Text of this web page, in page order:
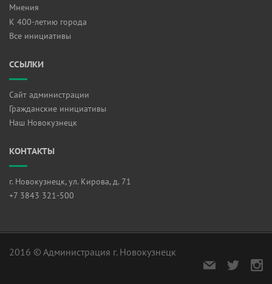
Мнения
К 400-летию города
Все инициативы
ССЫЛКИ
Сайт администрации
Гражданские инициативы
Наш Новокузнецк
КОНТАКТЫ
г. Новокузнецк, ул. Кирова, д. 71
+7 3843 321-500
2016 © Администрация г. Новокузнецк